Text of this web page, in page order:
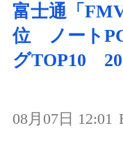
富士通「
位 ノート
グTOP10
08月07日 12:01